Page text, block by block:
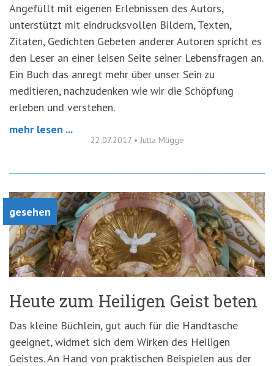
Angefüllt mit eigenen Erlebnissen des Autors,
unterstützt mit eindrucksvollen Bildern, Texten,
Zitaten, Gedichten Gebeten anderer Autoren spricht es
den Leser an einer leisen Seite seiner Lebensfragen an.
Ein Buch das anregt mehr über unser Sein zu
meditieren, nachzudenken wie wir die Schöpfung
erleben und verstehen.
mehr lesen ...
22.07.2017 • Jutta Mügge
gesehen
Heute zum Heiligen Geist beten
Das kleine Büchlein, gut auch für die Handtasche
geeignet, widmet sich dem Wirken des Heiligen
Geistes. An Hand von praktischen Beispielen aus der